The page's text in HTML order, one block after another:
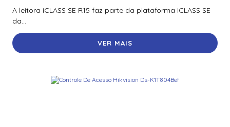
A leitora iCLASS SE R15 faz parte da plataforma iCLASS SE
da...
VER MAIS